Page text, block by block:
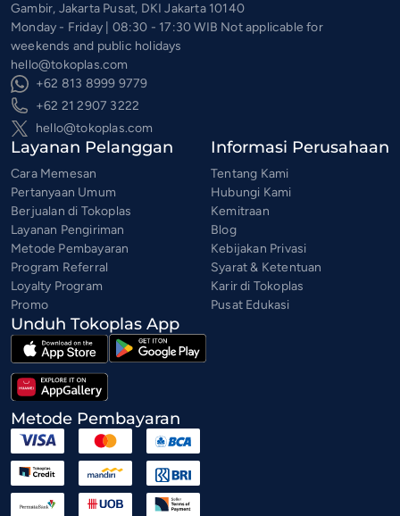
Gambir, Jakarta Pusat, DKI Jakarta 10140
Monday - Friday | 08:30 - 17:30 WIB Not applicable for
weekends and public holidays
hello@tokoplas.com
+62 813 8999 9779
+62 21 2907 3222
hello@tokoplas.com
Layanan Pelanggan
Cara Memesan
Pertanyaan Umum
Berjualan di Tokoplas
Layanan Pengiriman
Metode Pembayaran
Program Referral
Loyalty Program
Promo
Informasi Perusahaan
Tentang Kami
Hubungi Kami
Kemitraan
Blog
Kebijakan Privasi
Syarat & Ketentuan
Karir di Tokoplas
Pusat Edukasi
Unduh Tokoplas App
Metode Pembayaran